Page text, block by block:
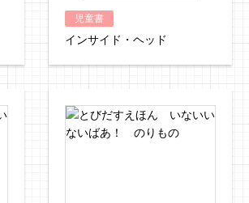
児童書
インサイド・ヘッド